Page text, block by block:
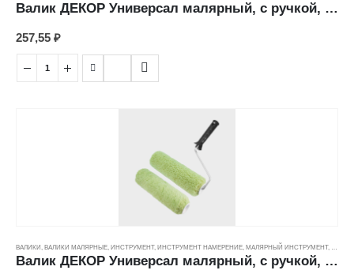
Валик ДЕКОР Универсал малярный, с ручкой, микрофибра (9/42/6мм) (240мм)
257,55 ₽
ВАЛИКИ ВАЛИКИ МАЛЯРНЫЕ ИНСТРУМЕНТ, ИНСТРУМЕНТ НАМЕРЕНИЕ МАЛЯРНЫЙ ИНСТРУМЕНТ,
Валик ДЕКОР Универсал малярный, с ручкой, полиакрил зеленый (18/42/6мм) (180мм)